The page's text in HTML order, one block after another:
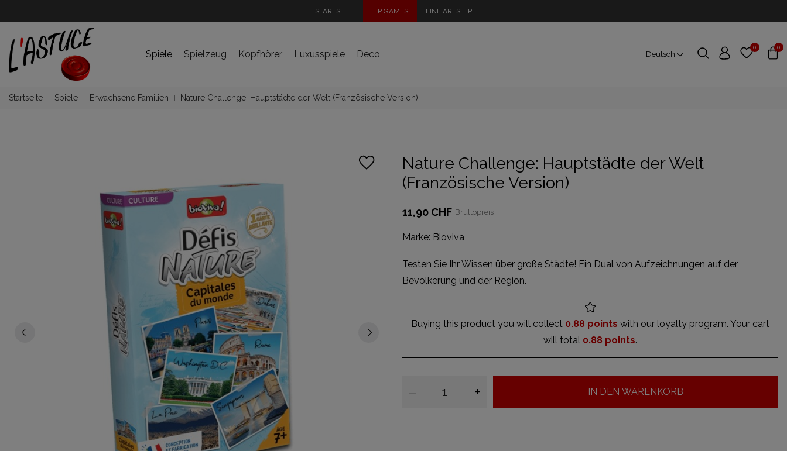
STARTSEITE TIP GAMES FINE ARTS TIP
Spiele Spielzeug Kopfhörer Luxusspiele Deco Deutsch
0 0
Startseite Spiele Erwachsene Familien Nature Challenge: Hauptstädte der Welt (Französische Version)
Nature Challenge: Hauptstädte der Welt
(Französische Version)
11,90 CHF Bruttopreis
Marke: Bioviva
Testen Sie Ihr Wissen über große Städte! Ein Dual von Aufzeichnungen auf der
Bevölkerung und der Region.
Buying this product you will collect 0.88 points with our loyalty program. Your cart
will total 0.88 points.
– + IN DEN WARENKORB